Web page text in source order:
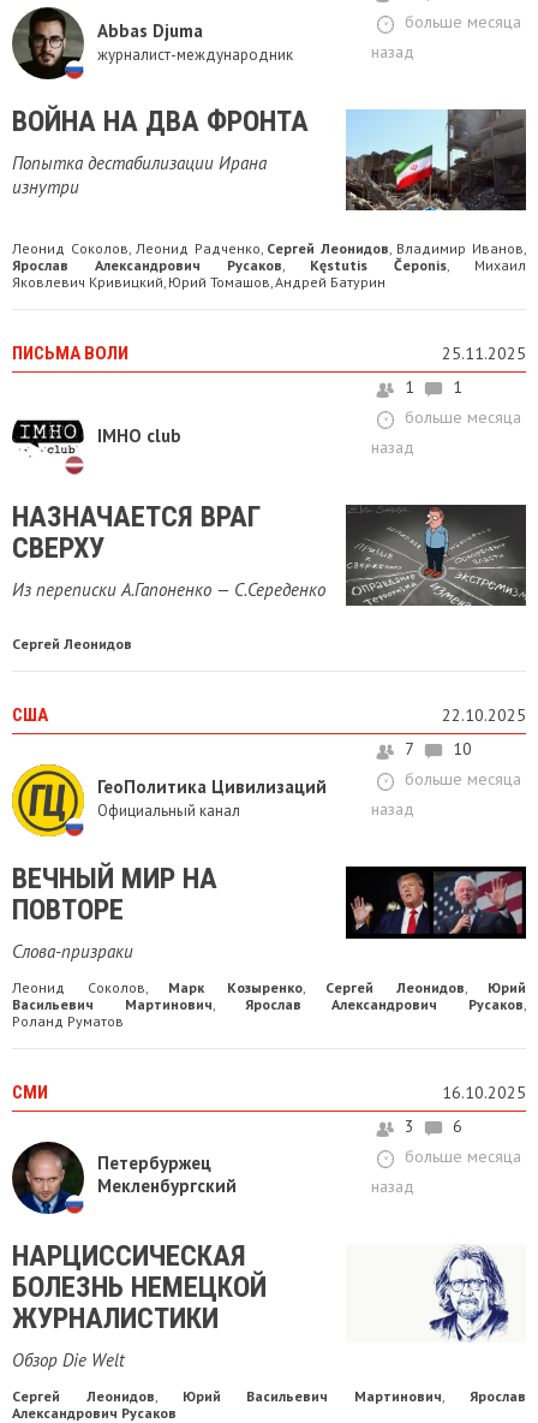
Abbas Djuma
журналист-международник
больше месяца
назад
ВОЙНА НА ДВА ФРОНТА
Попытка дестабилизации Ирана
изнутри
Леонид Соколов Леонид Радченко Сергей Леонидов Владимир Иванов
Ярослав Александрович Русаков Kęstutis Čeponis
Михаил
Яковлевич Кривицкий Юрий Томашов Андрей Батурин
ПИСЬМА ВОЛИ 25.11.2025
IMHO club
1
1
больше месяца
назад
НАЗНАЧАЕТСЯ ВРАГ
СВЕРХУ
Из переписки А.Гапоненко — С.Середенко
Сергей Леонидов
США 22.10.2025
ГеоПолитика Цивилизаций
Официальный канал
7
10
больше месяца
назад
ВЕЧНЫЙ МИР НА
ПОВТОРЕ
Слова-призраки
Леонид Соколов, Марк Козыренко, Сергей Леонидов, Юрий
Васильевич Мартинович, Ярослав Александрович Русаков,
Роланд Руматов
СМИ 16.10.2025
Петербуржец
Мекленбургский
3
6
больше месяца
назад
НАРЦИССИЧЕСКАЯ
БОЛЕЗНЬ НЕМЕЦКОЙ
ЖУРНАЛИСТИКИ
Обзор Die Welt
Сергей Леонидов, Юрий Васильевич Мартинович,Ярослав
Александрович Русаков